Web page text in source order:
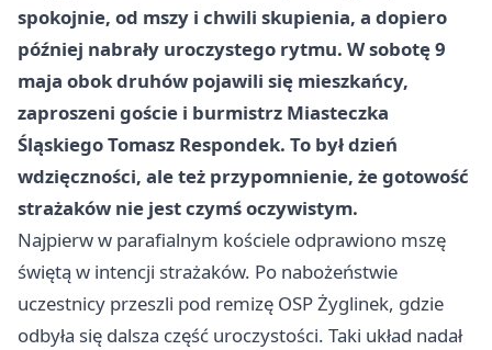
spokojnie, od mszy i chwili skupienia, a dopiero
później nabrały uroczystego rytmu. W sobotę 9
maja obok druhów pojawili się mieszkańcy,
zaproszeni goście i burmistrz Miasteczka
Śląskiego Tomasz Respondek. To był dzień
wdzięczności, ale też przypomnienie, że gotowość
strażaków nie jest czymś oczywistym.
Najpierw w parafialnym kościele odprawiono mszę
świętą w intencji strażaków. Po nabożeństwie
uczestnicy przeszli pod remizę OSP Żyglinek, gdzie
odbyła się dalsza część uroczystości. Taki układ nadał